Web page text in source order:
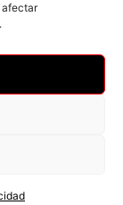
afectar
Kit Digital